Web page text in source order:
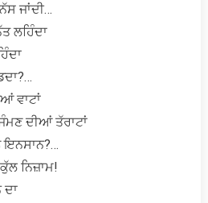
ਜਾਂਦੀ…
ਲਹਿੰਦਾ
ਵਾਟਾਂ
ਦੀਆਂ ਤੱਰਾਟਾਂ
ਇਨਸਾਨ?…
ਨਿਜ਼ਾਮ!